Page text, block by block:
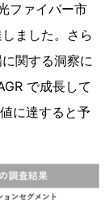
ファイバー市
ました。さら
関する洞察に
で成長して
に達すると予